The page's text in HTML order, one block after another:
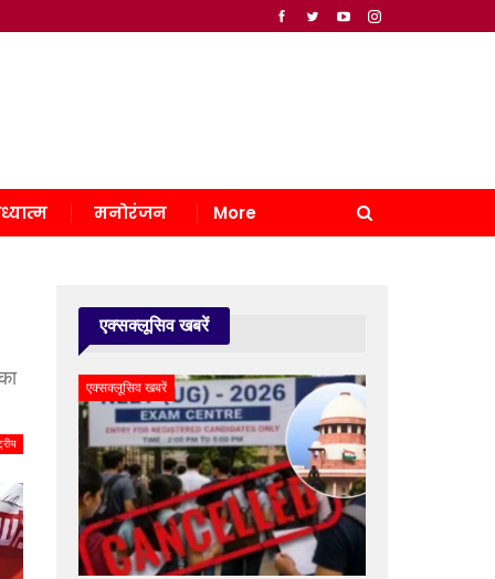
मनोरंजन More
एक्सक्लूसिव खबरें
एक्सक्लूसिव खबरें